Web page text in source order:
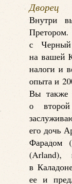
Дворец
Внутри
с
на вашей
налоги и
опыта и
Вы также
о
его дочь
Фарадом
(Arland),
в
ее и